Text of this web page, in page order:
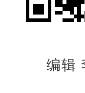
编辑